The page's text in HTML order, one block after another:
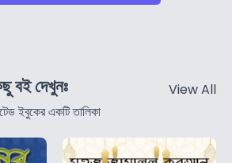
বই দেখুনঃ
ইবুকের একটি তালিকা
View All